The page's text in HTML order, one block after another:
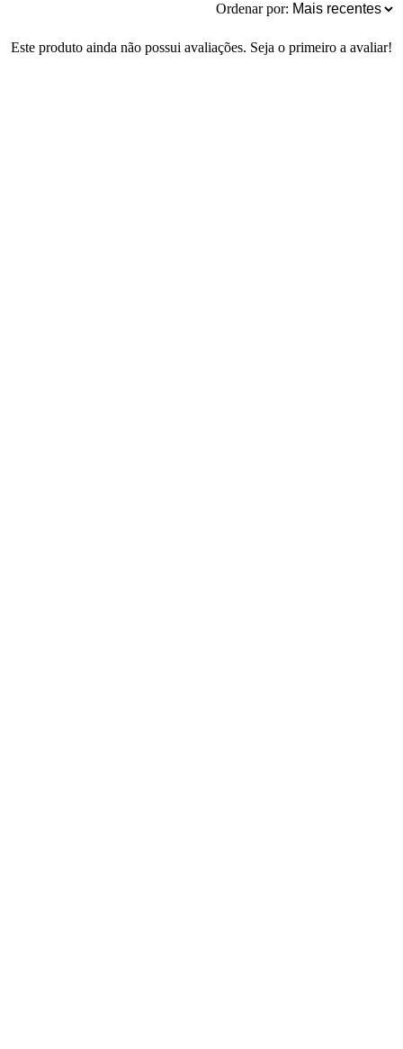
Ordenar por:
Este produto ainda não possui avaliações. Seja o primeiro a avaliar!